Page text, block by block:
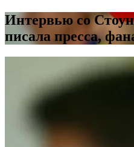
Интервью со
писала пресса,